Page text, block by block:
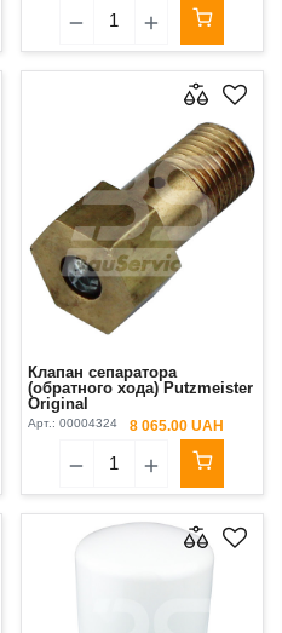
Клапан сепаратора
(обратного хода) Putzmeister
Original
Арт.: 00004324 8 065.00 UAH